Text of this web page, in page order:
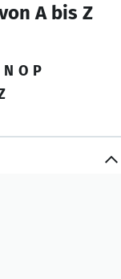
A bis Z
N O P